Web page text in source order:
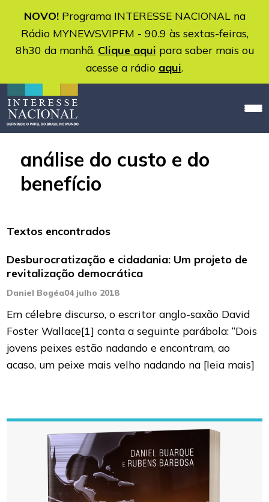
NOVO!Programa INTERESSE NACIONAL na
Rádio MYNEWSVIPFM - 90.9 às sextas-feiras,
8h30 da manhã. Clique aqui para saber mais ou
acesse a rádio aqui.
análise do custo e do
benefício
Textos encontrados
Desburocratização e cidadania: Um projeto de
revitalização democrática
Daniel Bogéa04 julho 2018
Em célebre discurso, o escritor anglo-saxão David
Foster Wallace[1] conta a seguinte parábola: “Dois
jovens peixes estão nadando e encontram, ao
acaso, um peixe mais velho nadando na [leia mais]